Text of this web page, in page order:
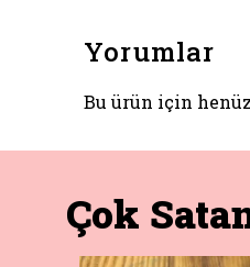
Yorumlar
Bu ürün için
Çok